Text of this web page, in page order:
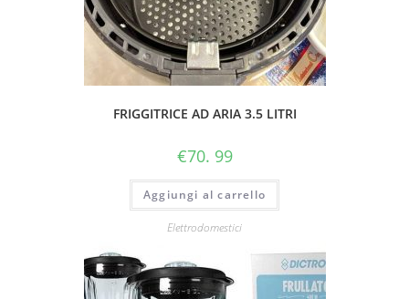
FRIGGITRICE AD ARIA 3.5 LITRI
€70. 99
Aggiungi al carrello
Elettrodomestici